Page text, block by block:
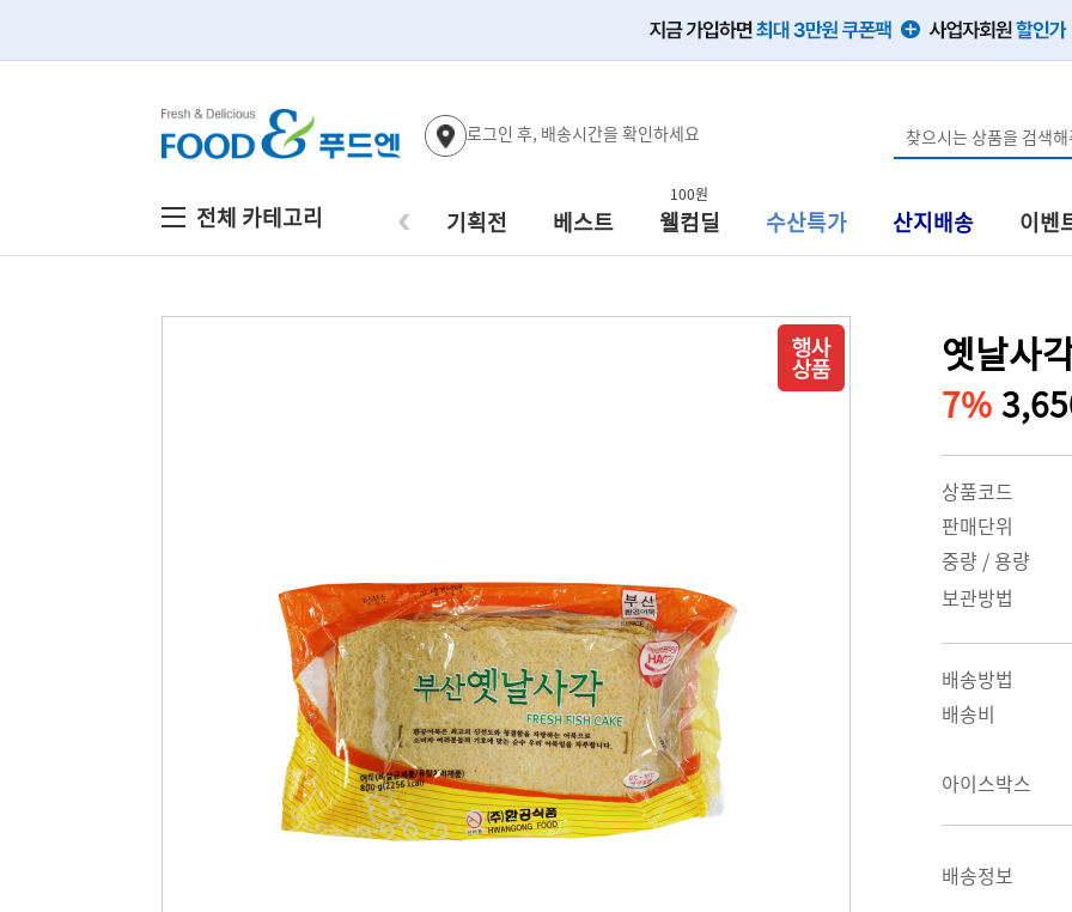
로그인 후, 배송시간을 확인하세요
전체 카테고리 ‹ 기획전 베스트
100원
웰컴딜 수산특가 산지배송 이벤
옛날사
7%
상품코드
판매단위
중량 / 용량
보관방법
배송방법
배송비
아이스박스
배송정보